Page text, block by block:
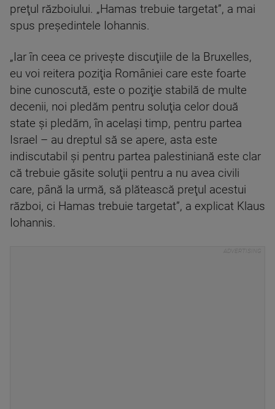
preţul războiului. „Hamas trebuie targetat”, a mai
spus preşedintele Iohannis.
„Iar în ceea ce priveşte discuţiile de la Bruxelles,
eu voi reitera poziţia României care este foarte
bine cunoscută, este o poziţie stabilă de multe
decenii, noi pledăm pentru soluţia celor două
state şi pledăm, în acelaşi timp, pentru partea
Israel – au dreptul să se apere, asta este
indiscutabil şi pentru partea palestiniană este clar
că trebuie găsite soluţii pentru a nu avea civili
care, până la urmă, să plătească preţul acestui
război, ci Hamas trebuie targetat”, a explicat Klaus
Iohannis.